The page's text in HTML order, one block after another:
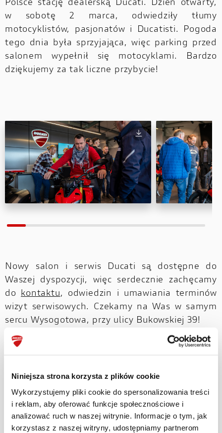
Niniejsza strona korzysta z plików cookie
Wykorzystujemy pliki cookie do spersonalizowania treści
i reklam, aby oferować funkcje społecznościowe i
analizować ruch w naszej witrynie. Informacje o tym, jak
korzystasz z naszej witryny, udostępniamy partnerom
Polsce stację dealerską Ducati. Dzień otwarty,
w sobotę 2 marca, odwiedziły tłumy
motocyklistów, pasjonatów i Ducatisti. Pogoda
tego dnia była sprzyjająca, więc parking przed
salonem wypełnił się motocyklami. Bardzo
dziękujemy za tak liczne przybycie!
Nowy salon i serwis Ducati są dostępne do
Waszej dyspozycji, więc serdecznie zachęcamy
do
kontaktu, odwiedzin i umawiania terminów
wizyt serwisowych. Czekamy na Was w samym
sercu Wysogotowa, przy ulicy Bukowskiej 39!